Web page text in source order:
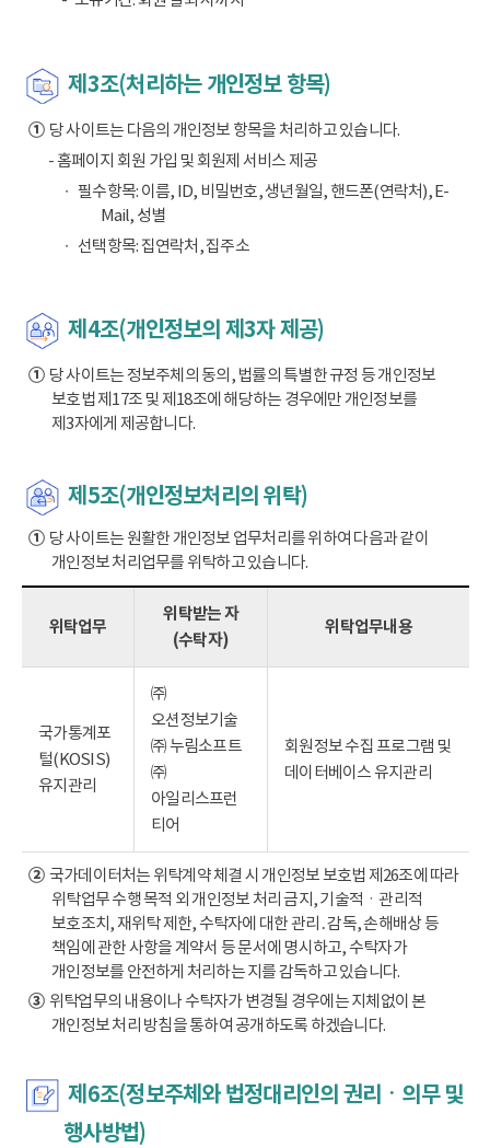
제3조(처리하는 개인정보 항목)
①당 사이트는 다음의 개인정보 항목을 처리하고 있습니다.
- 홈페이지 회원 가입 및 회원제 서비스 제공
필수항목: 이름, ID, 비밀번호, 생년월일, 핸드폰(연락처), E-
Mail, 성별
선택항목: 집연락처, 집주소
제4조(개인정보의 제3자 제공)
①당 사이트는 정보주체의 동의, 법률의 특별한 규정 등 개인정보
보호법 제17조 및 제18조에 해당하는 경우에만 개인정보를
제3자에게 제공합니다.
제5조(개인정보처리의 위탁)
①당 사이트는 원활한 개인정보 업무처리를 위하여 다음과 같이
개인정보 처리업무를 위탁하고 있습니다.
위탁업무
위탁받는 자
(수탁자)
위탁업무내용
국가통계포
털(KOSIS)
유지관리
㈜
오션정보기술
㈜ 누림소프트
㈜
아일리스프런
티어
회원정보 수집 프로그램 및
데이터베이스 유지관리
②국가데이터처는 위탁계약 체결 시 개인정보 보호법 제26조에 따라
위탁업무 수행 목적 외 개인정보 처리 금지, 기술적ㆍ관리적
보호조치, 재위탁 제한, 수탁자에 대한 관리․감독, 손해배상 등
책임에 관한 사항을 계약서 등 문서에 명시하고, 수탁자가
개인정보를 안전하게 처리하는 지를 감독하고 있습니다.
③위탁업무의 내용이나 수탁자가 변경될 경우에는 지체없이 본
개인정보 처리 방침을 통하여 공개하도록 하겠습니다.
제6조(정보주체와 법정대리인의 권리ㆍ의무 및
행사방법)